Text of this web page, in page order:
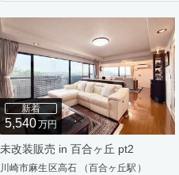
新着
5,540万円
未改装販売 in 百合ヶ丘 pt2
川崎市麻生区高石 （百合ヶ丘駅）